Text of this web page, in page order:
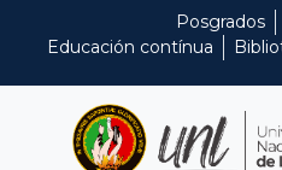
Posgrados
Educación contínua